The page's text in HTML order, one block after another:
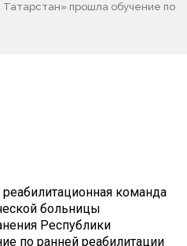
Татарстан» прошла обучение по